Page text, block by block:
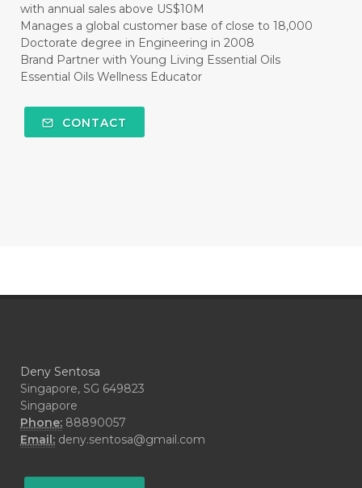
#CLEAR
#CLOVE
#COCONUT OIL
#COKLAT
#COLD
#collagen
#COLON
#COLOR
#COMFORTONE
#COMPARISON
#CRAVING
#CREAM
#CUCI
#DECAY
#DEEP RELIEF
#DEMO
#DEODORANT
#DEPLETION
#DEPOK
with annual sales above US$10M
Manages a global customer base of close to 18,000
Doctorate degree in Engineering in 2008
Brand Partner with Young Living Essential Oils
Essential Oils Wellness Educator
CONTACT
Deny Sentosa
Singapore, SG 649823
Singapore
Phone: 88890057
Email: deny.sentosa@gmail.com